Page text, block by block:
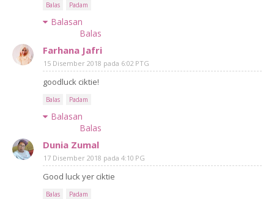
Balas Padam
Balasan
Balas
Farhana Jafri
15 Disember 2018 pada 6:02 PTG
goodluck ciktie!
Balas Padam
Balasan
Balas
Dunia Zumal
17 Disember 2018 pada 4:10 PG
Good luck yer ciktie
Balas Padam